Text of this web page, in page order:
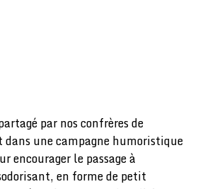
par nos confrères de
dans une campagne humoristique
encourager le passage à
en forme de petit